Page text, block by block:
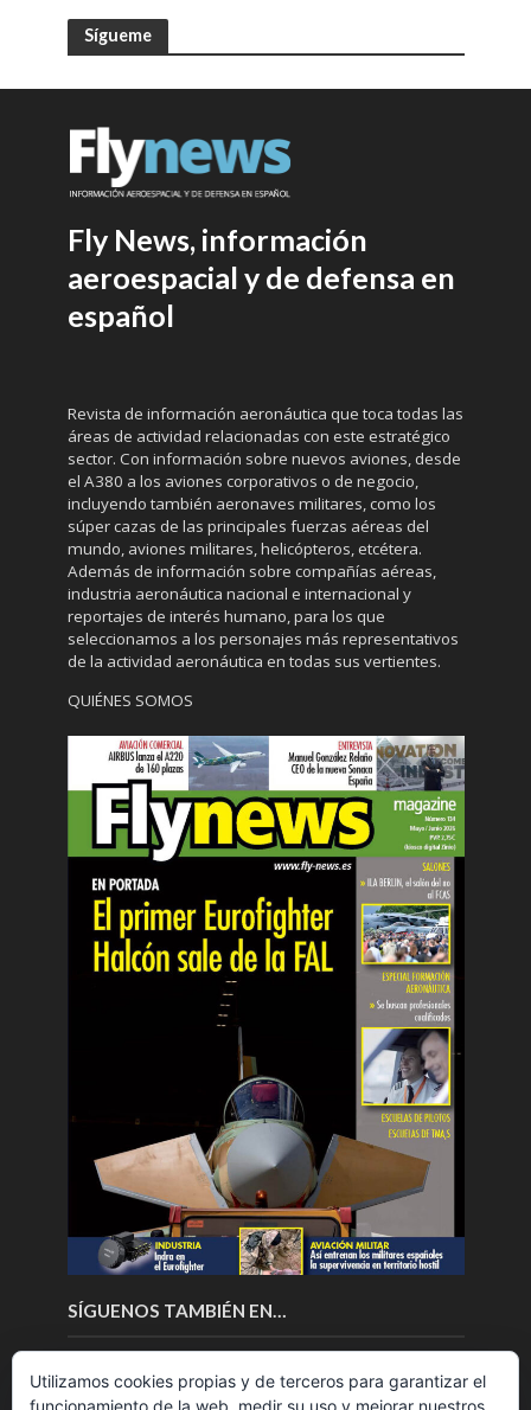
Sígueme
Fly News, información
aeroespacial y de defensa en
español
Revista de información aeronáutica que toca todas las
áreas de actividad relacionadas con este estratégico
sector. Con información sobre nuevos aviones, desde
el A380 a los aviones corporativos o de negocio,
incluyendo también aeronaves militares, como los
súper cazas de las principales fuerzas aéreas del
mundo, aviones militares, helicópteros, etcétera.
Además de información sobre compañías aéreas,
industria aeronáutica nacional e internacional y
reportajes de interés humano, para los que
seleccionamos a los personajes más representativos
de la actividad aeronáutica en todas sus vertientes.
QUIÉNES SOMOS
SÍGUENOS TAMBIÉN EN…
Utilizamos cookies propias y de terceros para garantizar el
funcionamiento de la web, medir su uso y mejorar nuestros